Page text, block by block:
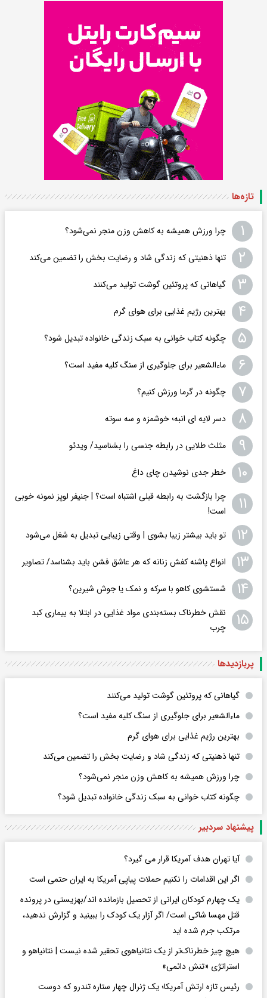
تازه‌ها
۱ چرا ورزش همیشه به کاهش وزن منجر نمی‌شود؟
۲ تنها ذهنیتی که زندگی شاد و رضایت بخش را تضمین می‌کند
۳ گیاهانی که پروتئین گوشت تولید می‌کنند
۴ بهترین رژیم غذایی برای هوای گرم
۵ چگونه کتاب خوانی به سبک زندگی خانواده تبدیل شود؟
۶ ماءالشعیر برای جلوگیری از سنگ کلیه مفید است؟
۷ چگونه در گرما ورزش کنیم؟
۸ دسر لایه ای انبه؛ خوشمزه و سه سوته
۹ مثلث طلایی در رابطه جنسی را بشناسید/ ویدئو
۱۰ خطر جدی نوشیدن چای داغ
۱۱
چرا بازگشت به رابطه قبلی اشتباه است؟ | جنیفر لوپز نمونه خوبی
است!
۱۲ تو باید بیشتر زیبا بشوی | وقتی زیبایی تبدیل به شغل می‌شود
۱۳ انواع پاشنه کفش زنانه که هر عاشق فشن باید بشناسد/ تصاویر
۱۴ شستشوی کاهو با سرکه و نمک یا جوش شیرین؟
۱۵
نقش خطرناک بسته‌بندی مواد غذایی در ابتلا به بیماری کبد
چرب
پربازدید‌ها
گیاهانی که پروتئین گوشت تولید می‌کنند
ماءالشعیر برای جلوگیری از سنگ کلیه مفید است؟
بهترین رژیم غذایی برای هوای گرم
تنها ذهنیتی که زندگی شاد و رضایت بخش را تضمین می‌کند
چرا ورزش همیشه به کاهش وزن منجر نمی‌شود؟
چگونه کتاب خوانی به سبک زندگی خانواده تبدیل شود؟
پیشنهاد سردبیر
آیا تهران هدف آمریکا قرار می گیرد؟
اگر این اقدامات را نکنیم حملات پیاپی آمریکا به ایران حتمی است
یک چهارم کودکان ایرانی از تحصیل بازمانده اند/بهزیستی در پرونده
قتل مهسا شاکی است/ اگر آزار یک کودک را ببینید و گزارش ندهید،
مرتکب جرم شده اید
هیچ چیز خطرناک‌تر از یک نتانیاهوی تحقیر شده نیست | نتانیاهو و
استراتژی «تنش دائمی»
رئیس تازه ارتش آمریکا؛ یک ژنرال چهار ستاره تندرو که دوست